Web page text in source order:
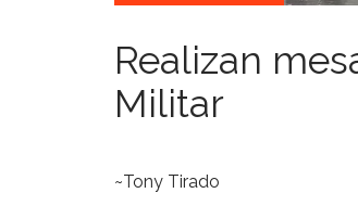
Realizan
Militar
~Tony Tirado